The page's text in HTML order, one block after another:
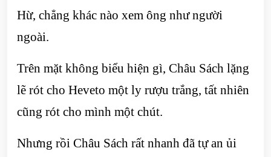
Hừ, chẳng khác nào xem ông như người
ngoài.
Trên mặt không biểu hiện gì, Châu Sách lặng
lẽ rót cho Heveto một ly rượu trắng, tất nhiên
cũng rót cho mình một chút.
Nhưng rồi Châu Sách rất nhanh đã tự an ủi